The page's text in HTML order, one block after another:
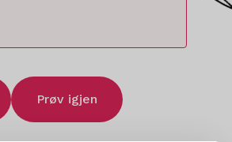
Prøv igjen